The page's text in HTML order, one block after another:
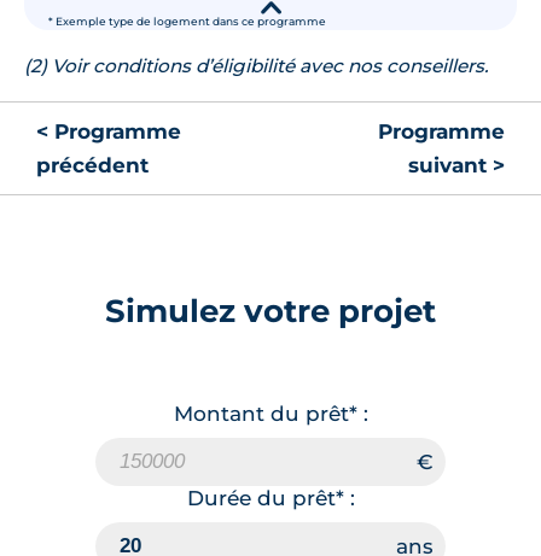
* Exemple type de logement dans ce programme
▾
(2) Voir conditions d’éligibilité avec nos conseillers.
< Programme
précédent
Programme
suivant >
Simulez votre projet
Montant du prêt* :
Durée du prêt* :